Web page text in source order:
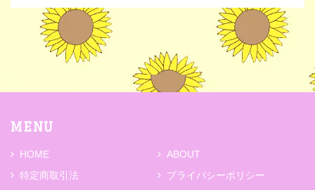
MENU
HOME
ABOUT
特定商取引法
プライバシーポリシー